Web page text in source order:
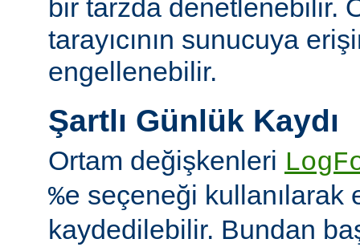
bir tarzda denetlenebilir.
tarayıcının sunucuya
engellenebilir.
Şartlı Günlük Kaydı
Ortam değişkenleri
%e seçeneği kullanılarak
kaydedilebilir. Bundan